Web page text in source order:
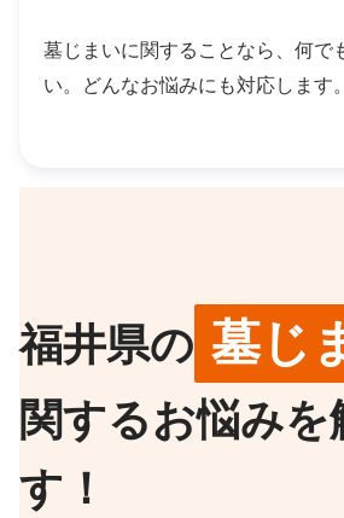
墓じまいに関することなら、何で
い。どんなお悩みにも対応します。
福井県の 墓じ
関するお悩みを
す！